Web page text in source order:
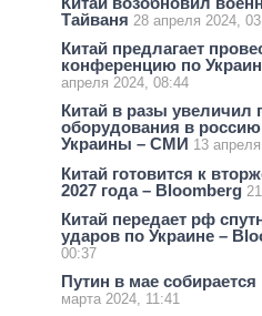
Тайваня 28 апреля 2024,
Китай предлагает
конференцию по
апреля 2024, 08:44
Китай в разы увеличил
оборудования в
Украины – СМИ 13
Китай готовится к
2027 года – Bloomberg
Китай передает рф
ударов по Украине –
00:37
Путин в мае
марта 2024, 11:41